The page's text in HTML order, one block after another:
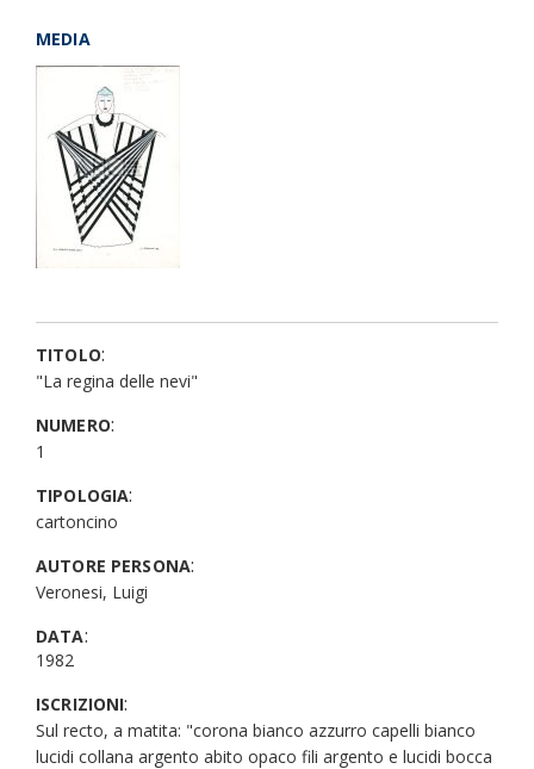
MEDIA
TITOLO:
"La regina delle nevi"
NUMERO:
1
TIPOLOGIA:
cartoncino
AUTORE PERSONA:
Veronesi, Luigi
DATA:
1982
ISCRIZIONI:
Sul recto, a matita: "corona bianco azzurro capelli bianco
lucidi collana argento abito opaco fili argento e lucidi bocca